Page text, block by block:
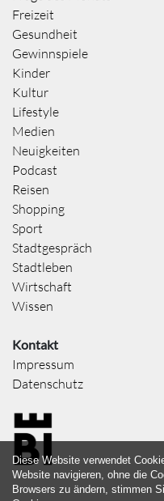
Freizeit
Gesundheit
Gewinnspiele
Kinder
Kultur
Lifestyle
Medien
Neuigkeiten
Podcast
Reisen
Shopping
Sport
Stadtgespräch
Stadtleben
Wirtschaft
Wissen
Kontakt
Impressum
Datenschutz
Diese Website verwendet
Website navigieren, ohne die
Browsers zu ändern, stimmen